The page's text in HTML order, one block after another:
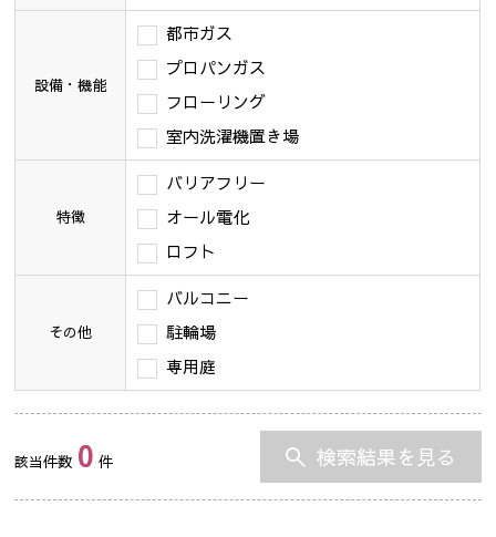
設備・機能
都市ガス
プロパンガス
フローリング
室内洗濯機置き場
特徴
バリアフリー
オール電化
ロフト
その他
バルコニー
駐輪場
専用庭
該当件数 0 件 検索結果を見る